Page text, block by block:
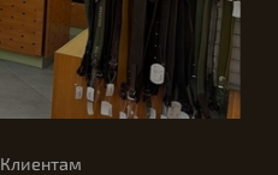
Клиентам